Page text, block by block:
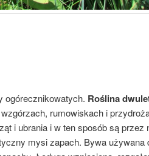
ogórecznikowatych. Roślina
rumowiskach i
i ubrania i w ten sposób są przez
mysi zapach. Bywa używana